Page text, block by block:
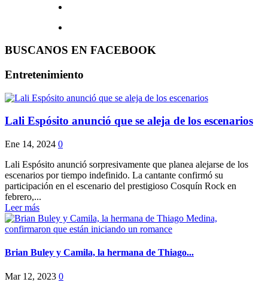
BUSCANOS EN FACEBOOK
Entretenimiento
Lali Espósito anunció que se aleja de los escenarios
Ene 14, 2024 0
Lali Espósito anunció sorpresivamente que planea alejarse de los
escenarios por tiempo indefinido. La cantante confirmó su
participación en el escenario del prestigioso Cosquín Rock en
febrero,...
Leer más
Brian Buley y Camila, la hermana de Thiago...
Mar 12, 2023 0